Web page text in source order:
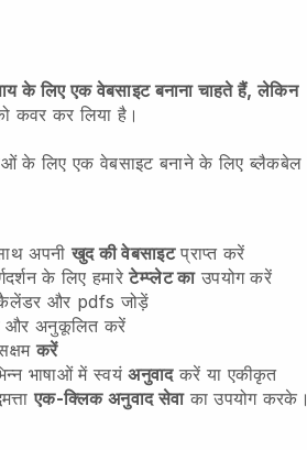
के लिए एक वेबसाइट बनाना चाहते हैं, लेकिन
कवर कर लिया है।
के लिए एक वेबसाइट बनाने के लिए ब्लैकबेल
अपनीखुद की वेबसाइटप्राप्त करें
के लिए हमारेटेम्प्लेट काउपयोग करें
कैलेंडर और pdfs जोड़ें
और अनुकूलित करें
करें
भाषाओं में स्वयंअनुवादकरें या एकीकृत
एक-क्लिक अनुवाद सेवाका उपयोग करके।